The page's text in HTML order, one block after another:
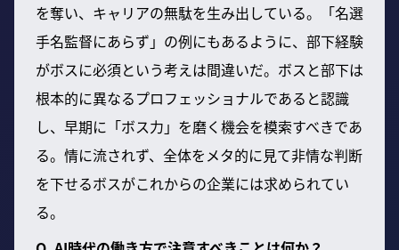
を奪い、キャリアの無駄を生み出している。「名選
手名監督にあらず」の例にもあるように、部下経験
がボスに必須という考えは間違いだ。ボスと部下は
根本的に異なるプロフェッショナルであると認識
し、早期に「ボス力」を磨く機会を模索すべきであ
る。情に流されず、全体をメタ的に見て非情な判断
を下せるボスがこれからの企業には求められてい
る。